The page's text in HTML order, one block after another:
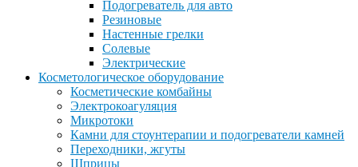
Подогреватель для авто
Резиновые
Настенные грелки
Солевые
Электрические
Косметологическое оборудование
Косметические комбайны
Электрокоагуляция
Микротоки
Камни для стоунтерапии и подогреватели камней
Переходники, жгуты
Шприцы